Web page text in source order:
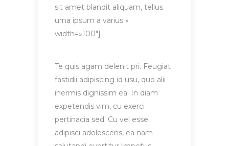
sit amet blandit aliquam, tellus
urna ipsum a varius »
width=»100″]
Te quis agam delenit pri. Feugiat
fastidii adipiscing id usu, quo alii
inermis dignissim ea. In diam
expetendis vim, cu exerci
pertinacia sed. Cu vel esse
adipisci adolescens, ea nam